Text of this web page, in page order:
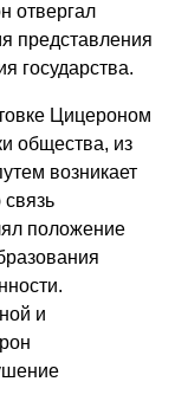
отвергал
представления
государства.
Цицероном
общества, из
возникает
положение
и